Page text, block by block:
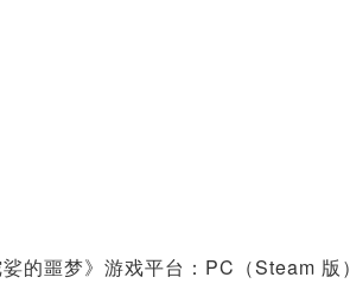
的噩梦》游戏平台：PC（Steam 版）